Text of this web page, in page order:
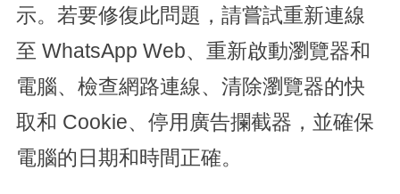
示。若要修復此問題，請嘗試重新連線
至 WhatsApp Web、重新啟動瀏覽器和
電腦、檢查網路連線、清除瀏覽器的快
取和 Cookie、停用廣告攔截器，並確保
電腦的日期和時間正確。